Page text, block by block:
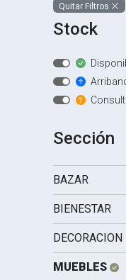
Quitar Filtros
Stock
Sección
BAZAR
BIENESTAR
DECORACION
MUEBLES